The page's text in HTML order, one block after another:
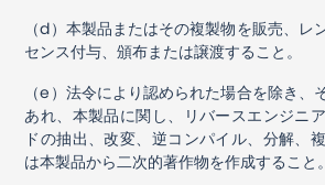
（d）本製品またはその複製物を販売、レ
センス付与、頒布または譲渡すること。
（e ）法令により認められた場合を除き、
あれ、本製品に関し、リバースエンジニ
ドの抽出、改変、逆コンパイル、分解、
は本製品から二次的著作物を作成すること。